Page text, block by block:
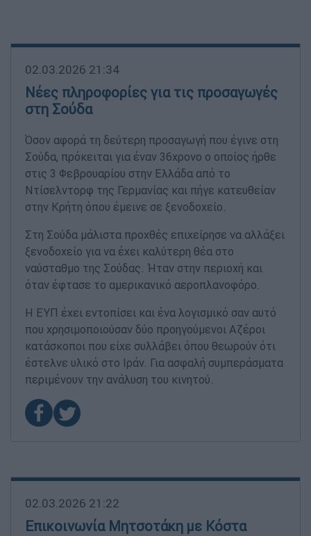
02.03.2026 21:34
Νέες πληροφορίες για τις προσαγωγές
στη Σούδα
Όσον αφορά τη δεύτερη προσαγωγή που έγινε στη
Σούδα, πρόκειται για έναν 36χρονο ο οποίος ήρθε
στις 3 Φεβρουαρίου στην Ελλάδα από το
Ντίσελντορφ της Γερμανίας και πήγε κατευθείαν
στην Κρήτη όπου έμεινε σε ξενοδοχείο.
Στη Σούδα μάλιστα προχθές επιχείρησε να αλλάξει
ξενοδοχείο για να έχει καλύτερη θέα στο
ναύσταθμο της Σούδας. Ήταν στην περιοχή και
όταν έφτασε το αμερικανικό αεροπλανοφόρο.
Η ΕΥΠ έχει εντοπίσει και ένα λογισμικό σαν αυτό
που χρησιμοποιούσαν δύο προηγούμενοι Αζέροι
κατάσκοποι που είχε συλλάβει όπου θεωρούν ότι
έστελνε υλικό στο Ιράν. Για ασφαλή συμπεράσματα
περιμένουν την ανάλυση του κινητού.
02.03.2026 21:22
Επικοινωνία Μητσοτάκη με Κόστα